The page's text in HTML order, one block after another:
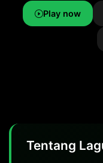
Play now
Tentang